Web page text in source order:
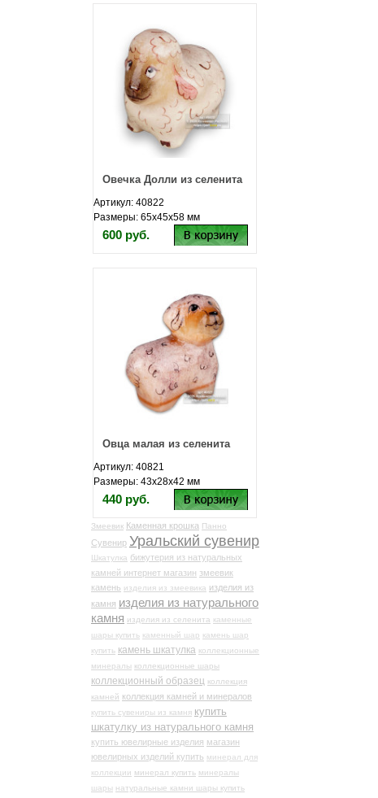
Овечка Долли из селенита
Артикул: 40822
Размеры: 65х45х58 мм
600 руб.
Овца малая из селенита
Артикул: 40821
Размеры: 43х28х42 мм
440 руб.
Змеевик Каменная крошка Панно
Сувенир Уральский сувенир
Шкатулка бижутерия из натуральных
камней интернет магазин змеевик
камень изделия из змеевика изделия из
камня изделия из натурального
камня изделия из селенита каменные
шары купить каменный шар камень шар
купить камень шкатулка коллекционные
минералы коллекционные шары
коллекционный образец коллекция
камней коллекция камней и минералов
купить сувениры из камня купить
шкатулку из натурального камня
купить ювелирные изделия магазин
ювелирных изделий купить минерал для
коллекции минерал купить минералы
шары натуральные камни шары купить